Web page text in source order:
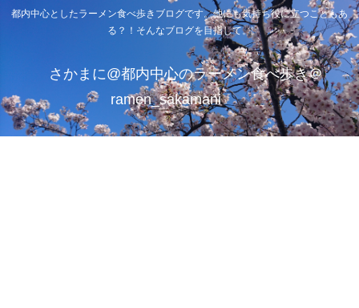
都内中心としたラーメン食べ歩きブログです。他にも気持ち役に立つこともあ
る？！そんなブログを目指して。
さかまに@都内中心のラーメン食べ歩き＠
ramen_sakamani